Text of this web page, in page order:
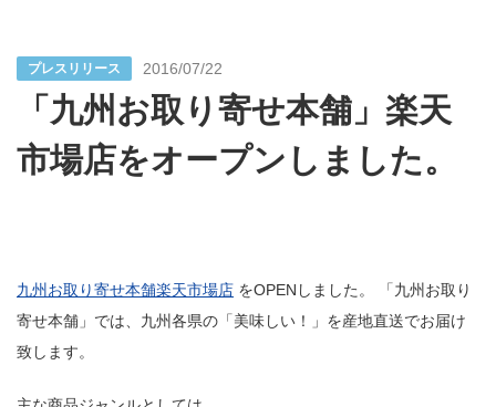
プレスリリース 2016/07/22
「九州お取り寄せ本舗」楽天
市場店をオープンしました。
九州お取り寄せ本舗楽天市場店 をOPENしました。 「九州お取り
寄せ本舗」では、九州各県の「美味しい！」を産地直送でお届け
致します。